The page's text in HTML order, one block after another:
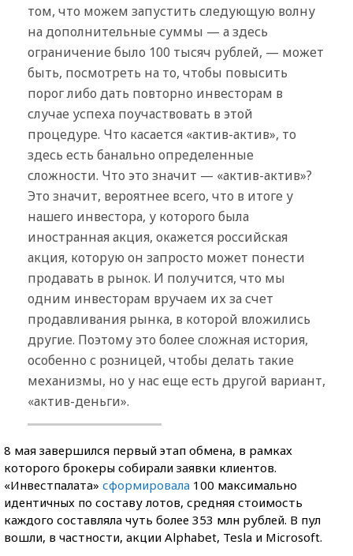
том, что можем запустить следующую волну
на дополнительные суммы — а здесь
ограничение было 100 тысяч рублей, — может
быть, посмотреть на то, чтобы повысить
порог либо дать повторно инвесторам в
случае успеха поучаствовать в этой
процедуре. Что касается «актив-актив», то
здесь есть банально определенные
сложности. Что это значит — «актив-актив»?
Это значит, вероятнее всего, что в итоге у
нашего инвестора, у которого была
иностранная акция, окажется российская
акция, которую он запросто может понести
продавать в рынок. И получится, что мы
одним инвесторам вручаем их за счет
продавливания рынка, в которой вложились
другие. Поэтому это более сложная история,
особенно с розницей, чтобы делать такие
механизмы, но у нас еще есть другой вариант,
«актив-деньги».
8 мая завершился первый этап обмена, в рамках
которого брокеры собирали заявки клиентов.
«Инвестпалата» сформировала 100 максимально
идентичных по составу лотов, средняя стоимость
каждого составляла чуть более 353 млн рублей. В пул
вошли, в частности, акции Alphabet, Tesla и Microsoft.